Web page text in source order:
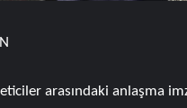
arasındaki anlaşma